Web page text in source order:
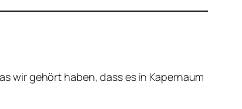
wir gehört haben, dass es in Kapernaum